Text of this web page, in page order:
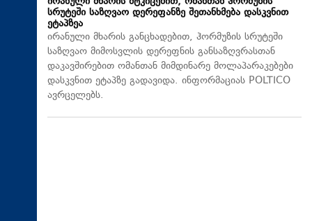
სრუტეში საზღვაო დერეფანზე შეთანხმება დასკვნით
ეტაპზეა
ირანული მხარის განცხადებით, ჰორმუზის სრუტეში
საზღვაო მიმოსვლის დერეფნის განსაზღვრასთან
დაკავშირებით ომანთან მიმდინარე მოლაპარაკებები
დასკვნით ეტაპზე გადავიდა. ინფორმაციას POLTICO
ავრცელებს.